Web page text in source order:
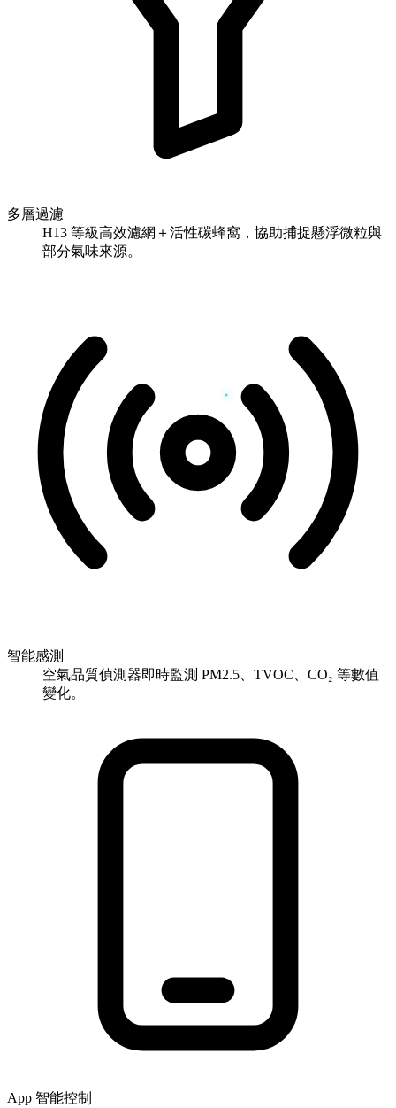
多層過濾
H13 等級高效濾網＋活性碳蜂窩，協助捕捉懸浮微粒與
部分氣味來源。
智能感測
空氣品質偵測器即時監測 PM2.5、TVOC、CO₂ 等數值
變化。
App 智能控制